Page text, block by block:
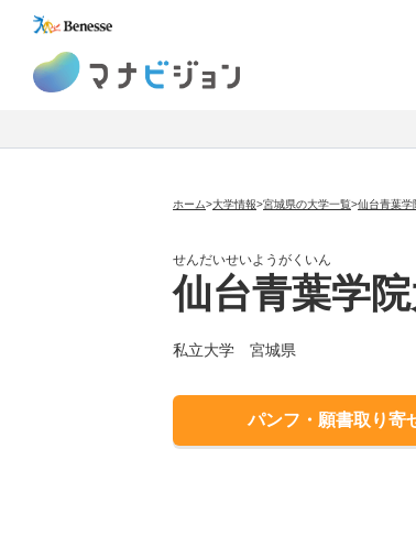
ホーム>大学情報>宮城県の大学一覧>仙台青葉学
せんだいせいようがくいん
仙台青葉学
私立大学 宮城県
パンフ・願書取り寄